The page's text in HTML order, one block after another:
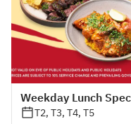
Weekday Lunch
T2, T3, T4, T5